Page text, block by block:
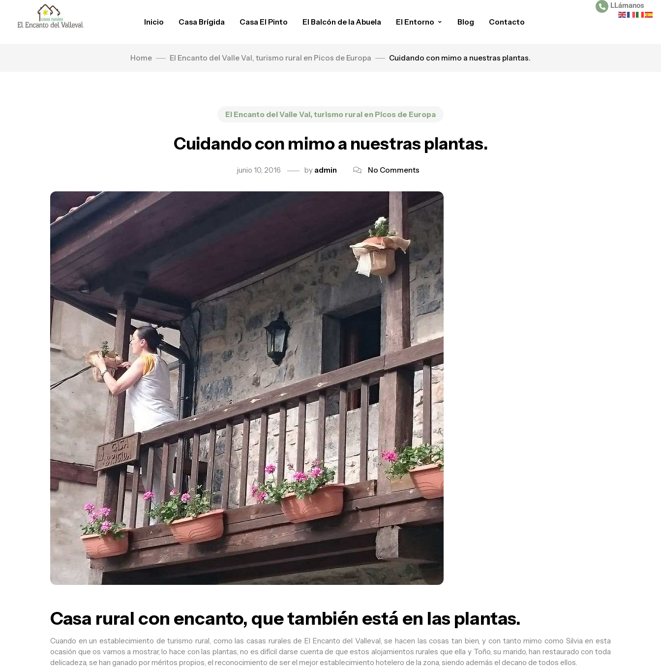
Inicio Casa Brígida Casa El Pinto El Balcón de la Abuela El Entorno Blog Contacto
LLámanos
Home El Encanto del Valle Val, turismo rural en Picos de Europa Cuidando con mimo a nuestras plantas.
El Encanto del Valle Val, turismo rural en Picos de Europa
Cuidando con mimo a nuestras plantas.
junio 10, 2016 by admin No Comments
Casa rural con encanto, que también está en las plantas.
Cuando en un establecimiento de turismo rural, como las casas rurales de El Encanto del Valleval, se hacen las cosas tan bien, y con tanto mimo como Silvia en esta
ocasión que os vamos a mostrar, lo hace con las plantas, no es difícil darse cuenta de que estos alojamientos rurales que ella y Toño, su marido, han restaurado con toda
delicadeza, se han ganado por méritos propios, el reconocimiento de ser el mejor establecimiento hotelero de la zona, siendo además el decano de todos ellos.